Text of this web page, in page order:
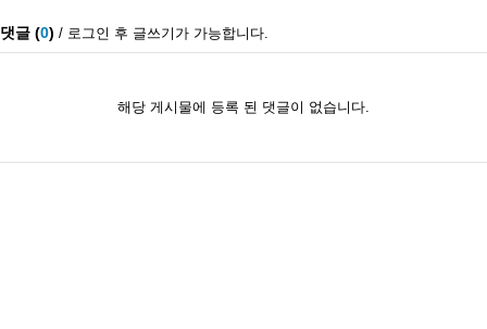
댓글 (0) / 로그인 후 글쓰기가 가능합니다.
해당 게시물에 등록 된 댓글이 없습니다.